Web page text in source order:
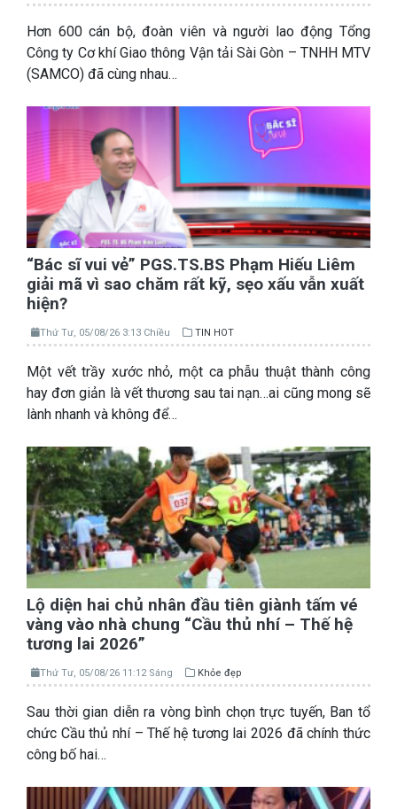
Hơn 600 cán bộ, đoàn viên và người lao động Tổng
Công ty Cơ khí Giao thông Vận tải Sài Gòn – TNHH MTV
(SAMCO) đã cùng nhau…
“Bác sĩ vui vẻ” PGS.TS.BS Phạm Hiếu Liêm
giải mã vì sao chăm rất kỹ, sẹo xấu vẫn xuất
hiện?
Thứ Tư, 05/08/26 3:13 Chiều TIN HOT
Một vết trầy xước nhỏ, một ca phẫu thuật thành công
hay đơn giản là vết thương sau tai nạn…ai cũng mong sẽ
lành nhanh và không để…
Lộ diện hai chủ nhân đầu tiên giành tấm vé
vàng vào nhà chung “Cầu thủ nhí – Thế hệ
tương lai 2026”
Thứ Tư, 05/08/26 11:12 Sáng Khỏe đẹp
Sau thời gian diễn ra vòng bình chọn trực tuyến, Ban tổ
chức Cầu thủ nhí – Thế hệ tương lai 2026 đã chính thức
công bố hai…